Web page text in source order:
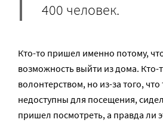
400 человек.
Кто-то пришел именно потому,
возможность выйти из дома.
волонтерством, но из-за того,
недоступны для посещения,
пришел посмотреть, а правда ли